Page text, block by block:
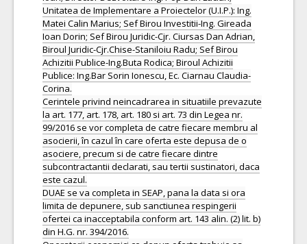
Unitatea de Implementare a Proiectelor (U.I.P.): Ing.
Matei Calin Marius; Sef Birou Investitii-Ing. Gireada
Ioan Dorin; Sef Birou Juridic-Cjr. Ciursas Dan Adrian,
Biroul Juridic-Cjr.Chise-Staniloiu Radu; Sef Birou
Achizitii Publice-Ing.Buta Rodica; Biroul Achizitii
Publice: Ing.Bar Sorin Ionescu, Ec. Ciarnau Claudia-
Corina.
Cerintele privind neincadrarea in situatiile prevazute
la art. 177, art. 178, art. 180 si art. 73 din Legea nr.
99/2016 se vor completa de catre fiecare membru al
asocierii, în cazul în care oferta este depusa de o
asociere, precum si de catre fiecare dintre
subcontractantii declarati, sau tertii sustinatori, daca
este cazul.
DUAE se va completa in SEAP, pana la data si ora
limita de depunere, sub sanctiunea respingerii
ofertei ca inacceptabila conform art. 143 alin. (2) lit. b)
din H.G. nr. 394/2016.